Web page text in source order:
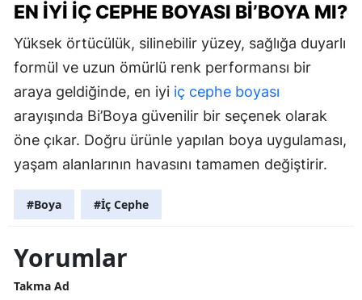
EN İYI İÇ CEPHE BOYASI BI’BOYA MI?
Yüksek örtücülük, silinebilir yüzey, sağlığa duyarlı
formül ve uzun ömürlü renk performansı bir
araya geldiğinde, en iyi iç cephe boyası
arayışında Bi’Boya güvenilir bir seçenek olarak
öne çıkar. Doğru ürünle yapılan boya uygulaması,
yaşam alanlarının havasını tamamen değiştirir.
#Boya #İç Cephe
Yorumlar
Takma Ad